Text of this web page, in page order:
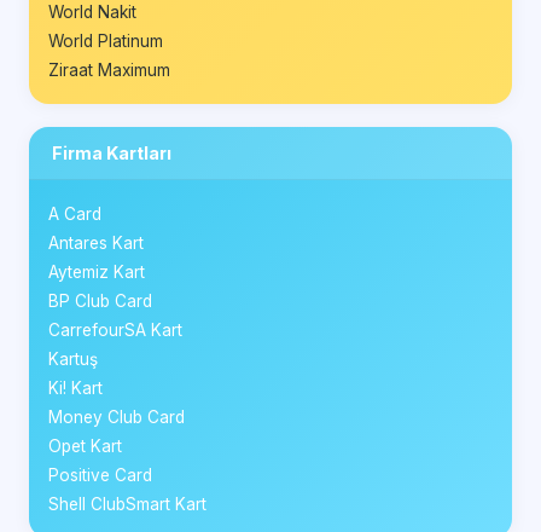
World Nakit
World Platinum
Ziraat Maximum
Firma Kartları
A Card
Antares Kart
Aytemiz Kart
BP Club Card
CarrefourSA Kart
Kartuş
Ki! Kart
Money Club Card
Opet Kart
Positive Card
Shell ClubSmart Kart